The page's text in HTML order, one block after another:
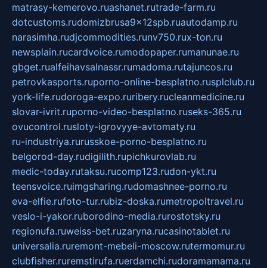
matrasy-kemerovo.ruashanet.rutrade-farm.ru
dotcustoms.rudomizbrusa9x12spb.ruautodamp.ru
narasimha.rudjcommodities.runv750.rux-ton.ru
newsplain.rucardvoice.rumodopaper.rumanunae.ru
gbget.rualfeihavsalnassr.rumadoma.rutajuncos.ru
petrovkasports.ruporno-online-besplatno.rusplclub.ru
york-life.rudoroga-expo.ruribery.rucleanmedicine.ru
slovar-ivrit.ruporno-video-besplatno.ruseks-365.ru
ovucontrol.rusloty-igrovyye-avtomaty.ru
ru-industriya.rurusskoe-porno-besplatno.ru
belgorod-day.rudigilith.rupichkurovlab.ru
medic-today.rutaksu.rucomp123.rudon-ykt.ru
teensvoice.ruimgsharing.rudomashnee-porno.ru
eva-elfie.rufoto-tur.rubiz-doska.rumetropoltravel.ru
veslo-i-yakor.ruborodino-media.rurostotsky.ru
regionufa.ruweiss-bet.ruzaryna.rucasinotablet.ru
universalia.ruremont-mebeli-moscow.rutermomur.ru
clubfisher.ruremstirufa.ruerdamchi.rudoramamama.ru